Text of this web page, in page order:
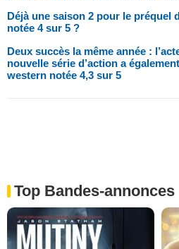
Déjà une saison 2 pour le préquel
notée 4 sur 5 ?
Deux succès la même année :
nouvelle série d’action a
western notée 4,3 sur 5
Top Bandes-annonces